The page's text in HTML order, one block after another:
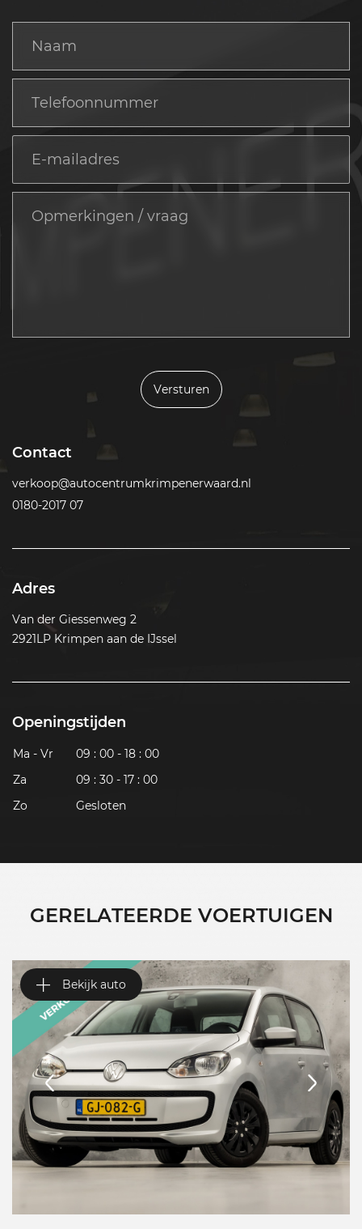
Versturen
Contact
verkoop@autocentrumkrimpenerwaard.nl
0180-2017 07
Adres
Van der Giessenweg 2
2921LP Krimpen aan de IJssel
Openingstijden
Ma - Vr
09 : 00 - 18 : 00
Za
09 : 30 - 17 : 00
Zo
Gesloten
GERELATEERDE VOERTUIGEN
Bekijk auto